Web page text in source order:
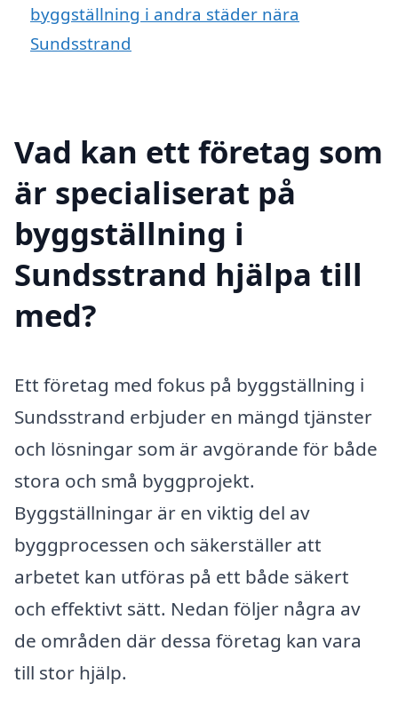
byggställning i andra städer nära
Sundsstrand
Vad kan ett företag som
är specialiserat på
byggställning i
Sundsstrand hjälpa till
med?
Ett företag med fokus på byggställning i
Sundsstrand erbjuder en mängd tjänster
och lösningar som är avgörande för både
stora och små byggprojekt.
Byggställningar är en viktig del av
byggprocessen och säkerställer att
arbetet kan utföras på ett både säkert
och effektivt sätt. Nedan följer några av
de områden där dessa företag kan vara
till stor hjälp.